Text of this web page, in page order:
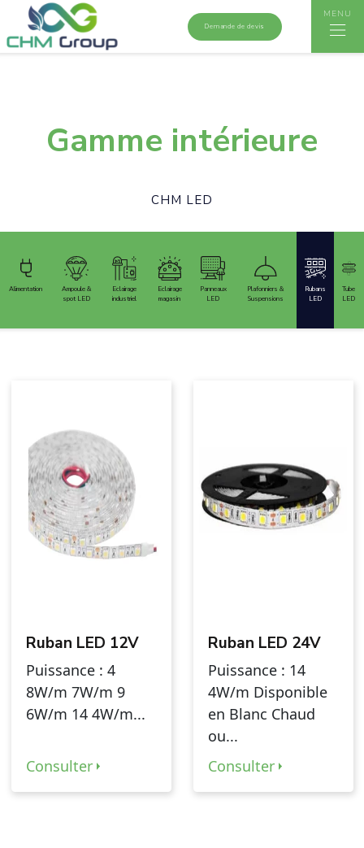
Demande de devis
MENU
Gamme intérieure
CHM LED
Alimentation
Ampoule &
spot LED
Eclairage
industriel
Eclairage
magasin
Panneaux
LED
Plafonniers &
Suspensions
Rubans
LED
Tube
LED
Ruban LED 12V
Puissance : 4
8W/m 7W/m 9
6W/m 14 4W/m...
Consulter
Ruban LED 24V
Puissance : 14
4W/m Disponible
en Blanc Chaud
ou...
Consulter